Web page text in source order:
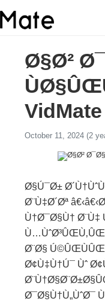
Ø§Ø²
October 11, 2024 (2
Ø§Ú¯Ø±
Ø¨Ù‡Ø´Øª
Ù†Ø¯Ø§Ù†
Ø¨Ø§
Ø¢Ù‡Ù†Ú¯ Ùˆ
Ø¯Ø§Ù†Ù„ÙˆØ¯